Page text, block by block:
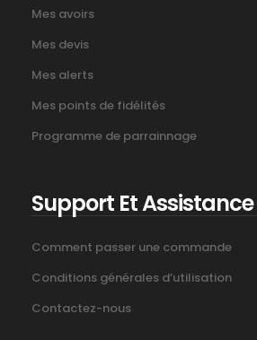
Mes avoirs
Mes devis
Mes alerts
Mes points de fidélités
Programme de parrainnage
Support Et Assistance
Comment passer une commande
Conditions générales d’utilisation
Contactez-nous